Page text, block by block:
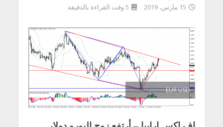
15 مارس، 2019 5 وقت القراءة بالدقيقة
EUR USD